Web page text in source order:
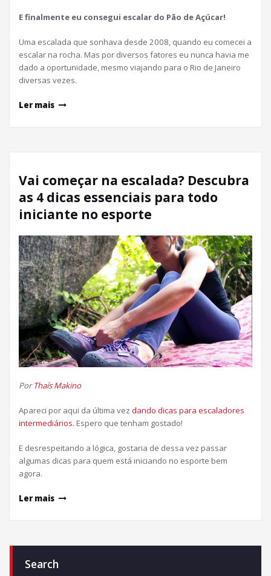
E finalmente eu consegui escalar do Pão de Açúcar!
Uma escalada que sonhava desde 2008, quando eu comecei a
escalar na rocha. Mas por diversos fatores eu nunca havia me
dado a oportunidade, mesmo viajando para o Rio de Janeiro
diversas vezes.
Ler mais
Vai começar na escalada? Descubra
as 4 dicas essenciais para todo
iniciante no esporte
PorThaís Makino
Apareci por aqui da última vez dando dicas para escaladores
intermediários. Espero que tenham gostado!
E desrespeitando a lógica, gostaria de dessa vez passar
algumas dicas para quem está iniciando no esporte bem
agora.
Ler mais
Search